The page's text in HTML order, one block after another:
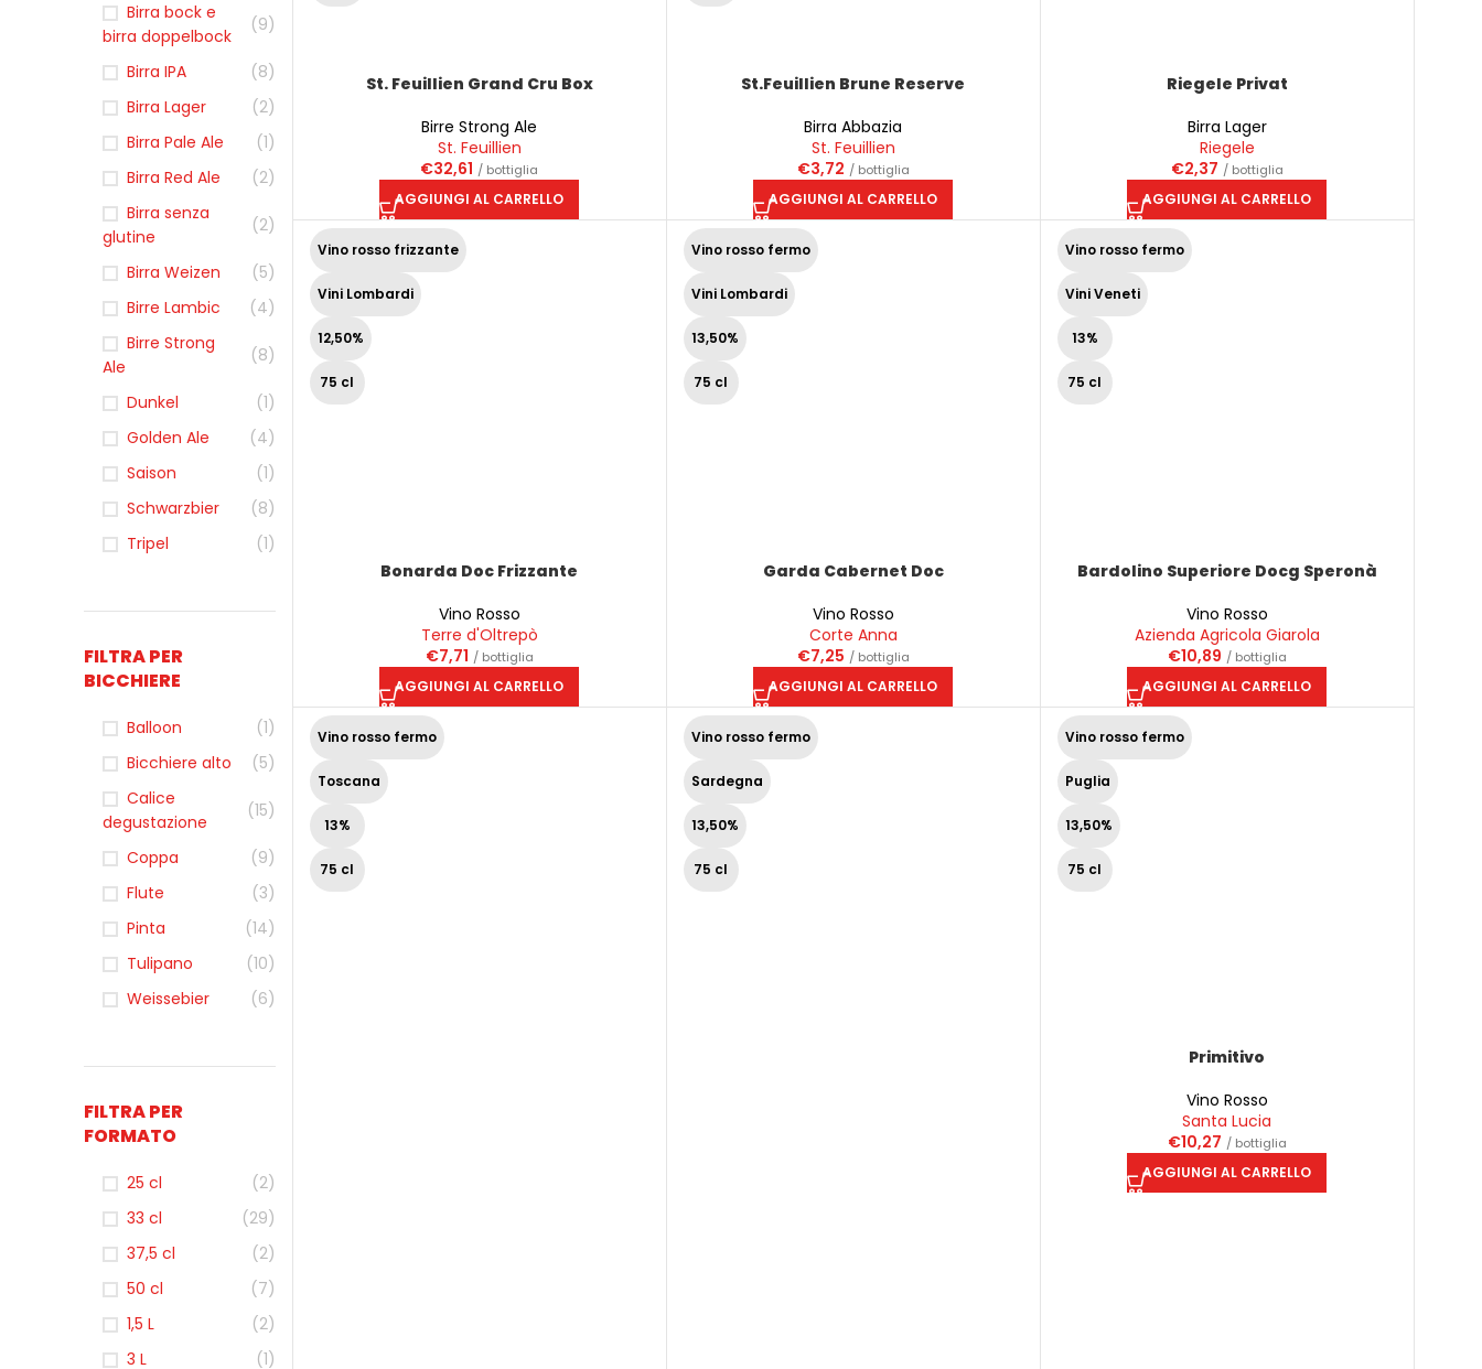
Birra bock e
birra doppelbock
(9)
Birra IPA
(8)
Birra Lager
(2)
Birra Pale Ale
(1)
Birra Red Ale
(2)
Birra senza
glutine
(2)
Birra Weizen
(5)
Birre Lambic
(4)
Birre Strong
Ale
(8)
Dunkel
(1)
Golden Ale
(4)
Saison
(1)
Schwarzbier
(8)
Tripel
(1)
FILTRA PER
BICCHIERE
Balloon
(1)
Bicchiere alto
(5)
Calice
degustazione
(15)
Coppa
(9)
Flute
(3)
Pinta
(14)
Tulipano
(10)
Weissebier
(6)
FILTRA PER
FORMATO
25 cl
(2)
33 cl
(29)
37,5 cl
(2)
50 cl
(7)
1,5 L
(2)
3 L
(1)
St. Feuillien Grand Cru Box
Birre Strong Ale
St. Feuillien
€32,61 / bottiglia
AGGIUNGI AL CARRELLO
St.Feuillien Brune Reserve
Birra Abbazia
St. Feuillien
€3,72 / bottiglia
AGGIUNGI AL CARRELLO
Riegele Privat
Birra Lager
Riegele
€2,37 / bottiglia
AGGIUNGI AL CARRELLO
Vino rosso frizzante
Vini Lombardi
12,50%
75 cl
Bonarda Doc Frizzante
Vino Rosso
Terre d'Oltrepò
€7,71 / bottiglia
AGGIUNGI AL CARRELLO
Vino rosso fermo
Vini Lombardi
13,50%
75 cl
Garda Cabernet Doc
Vino Rosso
Corte Anna
€7,25 / bottiglia
AGGIUNGI AL CARRELLO
Vino rosso fermo
Vini Veneti
13%
75 cl
Bardolino Superiore Docg Speronà
Vino Rosso
Azienda Agricola Giarola
€10,89 / bottiglia
AGGIUNGI AL CARRELLO
Vino rosso fermo
Toscana
13%
75 cl
Vino rosso fermo
Sardegna
13,50%
75 cl
Vino rosso fermo
Puglia
13,50%
75 cl
Primitivo
Vino Rosso
Santa Lucia
€10,27 / bottiglia
AGGIUNGI AL CARRELLO